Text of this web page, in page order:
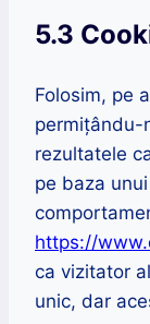
5.3
Folosim, pe
permițându-
rezultatele
pe baza
https://
ca vizitator
unic, dar